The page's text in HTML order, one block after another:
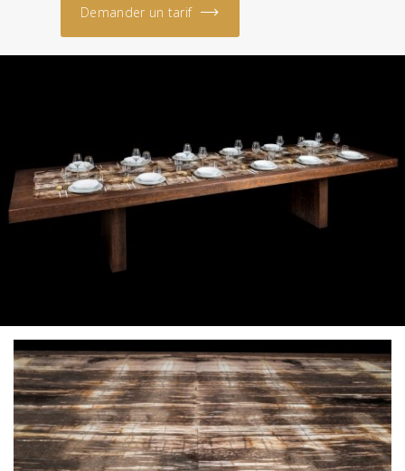
Demander un tarif